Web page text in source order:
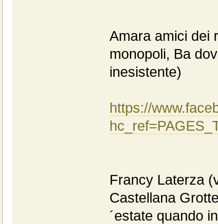
Amara amici dei
monopoli, Ba
inesistente)
https://
Francy Laterza
Castellana
´estate quando